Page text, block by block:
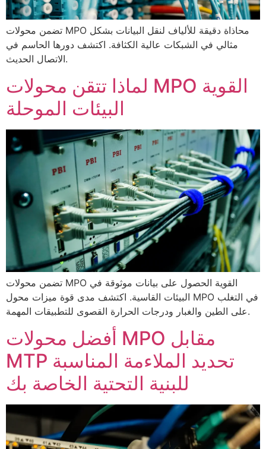
تضمن محولات MPO محاذاة دقيقة للألياف لنقل البيانات بشكل
مثالي في الشبكات عالية الكثافة. اكتشف دورها الحاسم في
الاتصال الحديث.
لماذا تتقن محولات MPO القوية
تضمن محولات MPO القوية الحصول على بيانات موثوقة في
البيئات القاسية. اكتشف مدى قوة ميزات محول MPO في التغلب
على الطين والغبار ودرجات الحرارة القصوى للتطبيقات المهمة.
أفضل محولات MPO مقابل
MTP تحديد الملاءمة المناسبة